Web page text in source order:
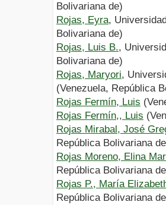
Bolivariana de)
Rojas, Eyra,
Bolivariana de)
Rojas, Luis B.,
Bolivariana de)
Rojas, Maryori,
(Venezuela, República
Rojas Fermín, Luis
Rojas Fermín,, Luis
Rojas Mirabal, José
República Bolivariana
Rojas Moreno, Elina
República Bolivariana
Rojas P., María
República Bolivariana